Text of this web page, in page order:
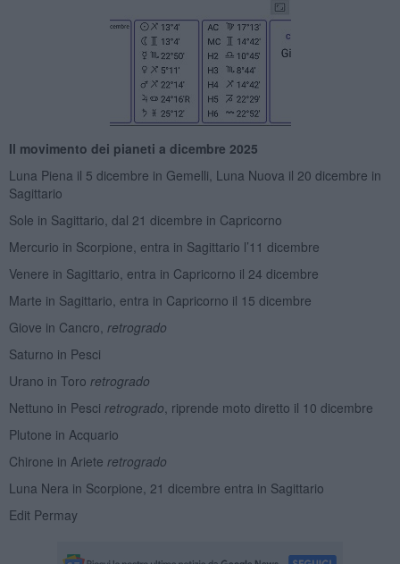
Il movimento dei pianeti a dicembre 2025
Luna Piena il 5 dicembre in Gemelli, Luna Nuova il 20 dicembre in
Sagittario
Sole in Sagittario, dal 21 dicembre in Capricorno
Mercurio in Scorpione, entra in Sagittario l’11 dicembre
Venere in Sagittario, entra in Capricorno il 24 dicembre
Marte in Sagittario, entra in Capricorno il 15 dicembre
Giove in Cancro, retrogrado
Saturno in Pesci
Urano in Toro retrogrado
Nettuno in Pesci retrogrado, riprende moto diretto il 10 dicembre
Plutone in Acquario
Chirone in Ariete retrogrado
Luna Nera in Scorpione, 21 dicembre entra in Sagittario
Edit Permay